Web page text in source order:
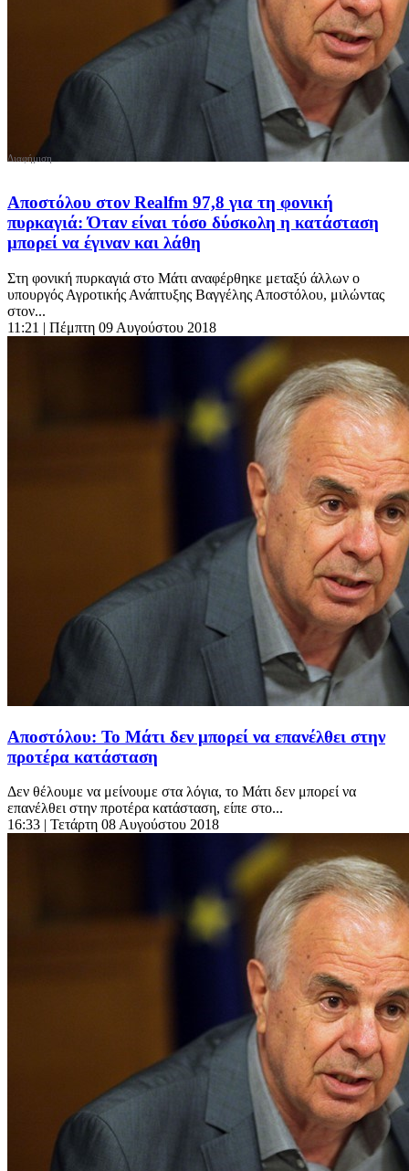
Αποστόλου στον Realfm 97,8 για τη φονική
πυρκαγιά: Όταν είναι τόσο δύσκολη η κατάσταση
μπορεί να έγιναν και λάθη
Στη φονική πυρκαγιά στο Μάτι αναφέρθηκε μεταξύ άλλων ο
υπουργός Αγροτικής Ανάπτυξης Βαγγέλης Αποστόλου, μιλώντας
στον...
11:21 | Πέμπτη 09 Αυγούστου 2018
Αποστόλου: Το Μάτι δεν μπορεί να επανέλθει στην
προτέρα κατάσταση
Δεν θέλουμε να μείνουμε στα λόγια, το Μάτι δεν μπορεί να
επανέλθει στην προτέρα κατάσταση, είπε στο...
16:33 | Τετάρτη 08 Αυγούστου 2018